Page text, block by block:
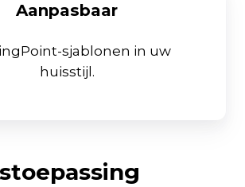
Aanpasbaar
sjablonen in uw
huisstijl.